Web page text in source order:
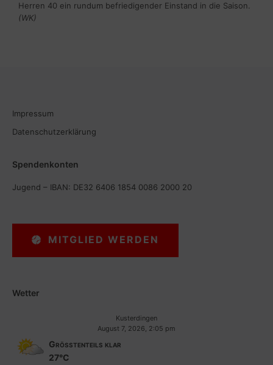
Herren 40 ein rundum befriedigender Einstand in die Saison.
(WK)
Impressum
Datenschutzerklärung
Spendenkonten
Jugend – IBAN: DE32 6406 1854 0086 2000 20
MITGLIED WERDEN
Wetter
Kusterdingen
August 7, 2026, 2:05 pm
Größtenteils klar
27°C